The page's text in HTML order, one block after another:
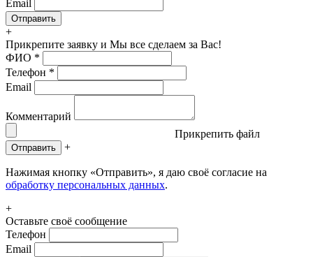
Email
+
Прикрепите заявку и Мы все сделаем за Вас!
ФИО *
Телефон *
Email
Комментарий
Прикрепить файл
Отправить +
Нажимая кнопку «Отправить», я даю своё согласие на
обработку персональных данных.
+
Оставьте своё сообщение
Телефон
Email